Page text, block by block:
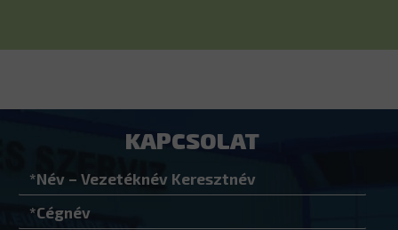
KAPCSOLAT